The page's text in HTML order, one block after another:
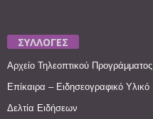
ΣΥΛΛΟΓΕΣ
Αρχείο Τηλεοπτικού Προγράμματος
Επίκαιρα – Ειδησεογραφικό Υλικό
Δελτία Ειδήσεων